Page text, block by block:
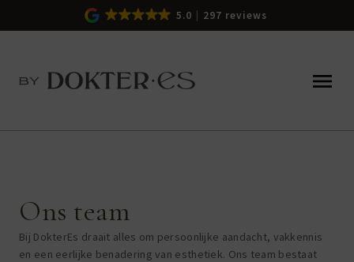
5.0 297 reviews
Ons team
Bij DokterEs draait alles om persoonlijke aandacht, vakkennis
en een eerlijke benadering van esthetiek. Ons team bestaat